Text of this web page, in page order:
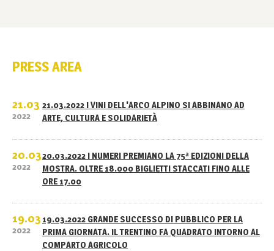
PRESS AREA
21.03
2022
21.03.2022 I VINI DELL'ARCO ALPINO SI ABBINANO AD
ARTE, CULTURA E SOLIDARIETÀ
20.03
2022
20.03.2022 I NUMERI PREMIANO LA 75ª EDIZIONI DELLA
MOSTRA. OLTRE 18.000 BIGLIETTI STACCATI FINO ALLE
ORE 17.00
19.03
2022
19.03.2022 GRANDE SUCCESSO DI PUBBLICO PER LA
PRIMA GIORNATA. IL TRENTINO FA QUADRATO INTORNO AL
COMPARTO AGRICOLO